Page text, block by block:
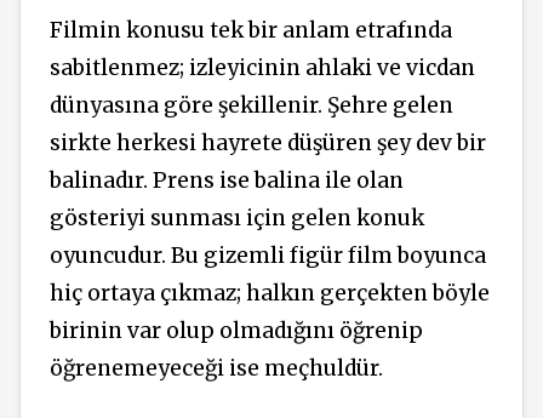
Filmin konusu tek bir anlam etrafında
sabitlenmez; izleyicinin ahlaki ve vicdan
dünyasına göre şekillenir. Şehre gelen
sirkte herkesi hayrete düşüren şey dev bir
balinadır. Prens ise balina ile olan
gösteriyi sunması için gelen konuk
oyuncudur. Bu gizemli figür film boyunca
hiç ortaya çıkmaz; halkın gerçekten böyle
birinin var olup olmadığını öğrenip
öğrenemeyeceği ise meçhuldür.